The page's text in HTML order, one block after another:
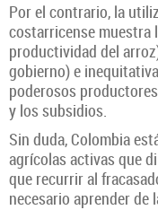
Por el contrario, la
costarricense muestra
productividad del
gobierno) e
poderosos
y los subsidios.
Sin duda, Colombia
agrícolas activas que
que recurrir al
necesario aprender de